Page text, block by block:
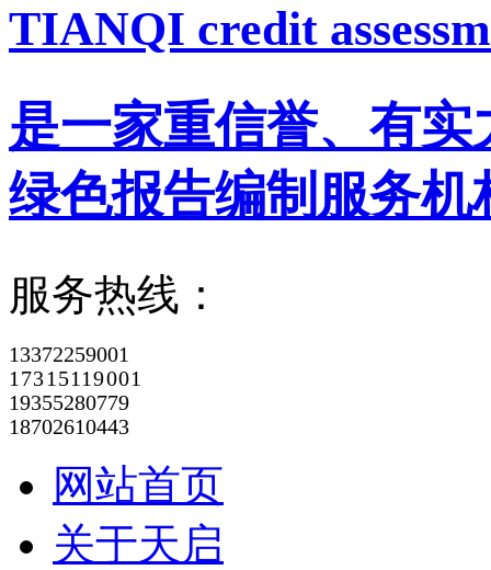
TIANQI credit
是一家重信誉、有
绿色报告编制服务机
服务热线：
13372259001
17315119001
19355280779
18702610443
网站首页
关于天启